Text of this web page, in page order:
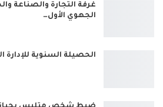
غرفة التجارة والصناعة
الجهوي الأول…
الحصيلة السنوية للإدارة